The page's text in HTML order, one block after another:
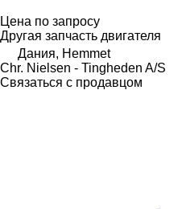
Цена по запросу
Другая запчасть двигателя
Дания, Hemmet
Chr. Nielsen - Tingheden A/S
Связаться с продавцом